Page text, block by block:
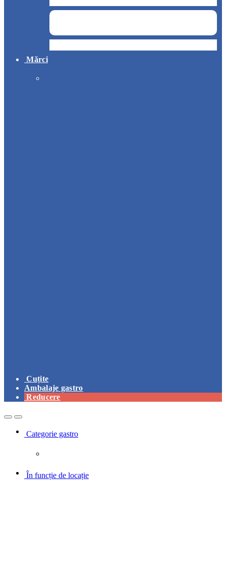
Mărci
Cuțite
Ambalaje gastro
Reducere
OpenClose
Categorie gastro
În funcție de locație